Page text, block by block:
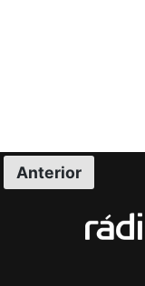
Anterior